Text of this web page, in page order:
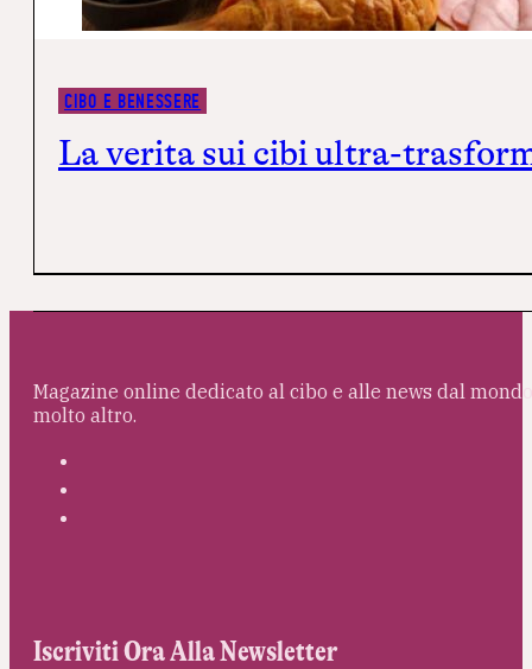
CIBO E BENESSERE
La verità sui cibi ultra-
Magazine online dedicato al cibo e alle news dal
molto altro.
Iscriviti Ora Alla Newsletter